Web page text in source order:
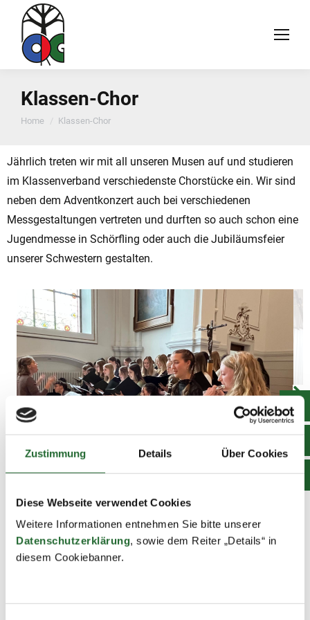
Zustimmung Details Über Cookies
Diese Webseite verwendet Cookies
Weitere Informationen entnehmen Sie bitte unserer
Datenschutzerklärung, sowie dem Reiter „Details“ in
diesem Cookiebanner.
Klassen-Chor
You are here:
Home Klassen-Chor
Jährlich treten wir mit all unseren Musen auf und studieren
im Klassenverband verschiedenste Chorstücke ein. Wir sind
neben dem Adventkonzert auch bei verschiedenen
Messgestaltungen vertreten und durften so auch schon eine
Jugendmesse in Schörfling oder auch die Jubiläumsfeier
unserer Schwestern gestalten.